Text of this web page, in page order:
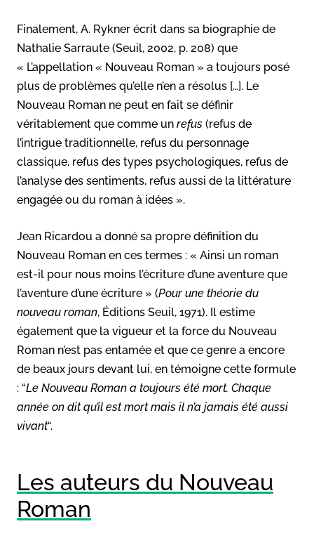
Finalement, A. Rykner écrit dans sa biographie de
Nathalie Sarraute (Seuil, 2002, p. 208) que
« L’appellation « Nouveau Roman » a toujours posé
plus de problèmes qu’elle n’en a résolus […]. Le
Nouveau Roman ne peut en fait se définir
véritablement que comme un refus (refus de
l’intrigue traditionnelle, refus du personnage
classique, refus des types psychologiques, refus de
l’analyse des sentiments, refus aussi de la littérature
engagée ou du roman à idées ».
Jean Ricardou a donné sa propre définition du
Nouveau Roman en ces termes : « Ainsi un roman
est-il pour nous moins l’écriture d’une aventure que
l’aventure d’une écriture » (Pour une théorie du
nouveau roman, Éditions Seuil, 1971). Il estime
également que la vigueur et la force du Nouveau
Roman n’est pas entamée et que ce genre a encore
de beaux jours devant lui, en témoigne cette formule
: “Le Nouveau Roman a toujours été mort. Chaque
année on dit qu’il est mort mais il n’a jamais été aussi
vivant“.
Les auteurs du Nouveau
Roman